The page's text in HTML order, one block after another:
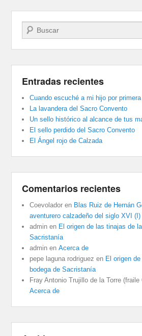
Buscar
Entradas recientes
Cuando escuché a mi hijo por
La lavandera del Sacro Convento
Un sello histórico al alcance de tus
El sello perdido del Sacro Convento
El Ángel rojo de Calzada
Comentarios recientes
Coevolador en Blas Ruiz de Hernán
aventurero calzadeño del siglo XVI (I)
admin en El origen de las tinajas de
Sacristanía
admin enAcerca de
pepe laguna rodriguez en El origen
bodega de Sacristanía
Fray Antonio Trujillo de la Torre (fraile
Acerca de